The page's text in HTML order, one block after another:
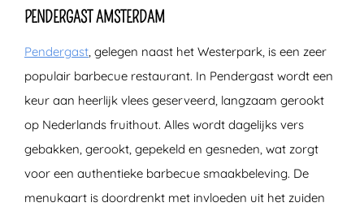
PENDERGAST AMSTERDAM
Pendergast, gelegen naast het Westerpark, is een zeer
populair barbecue restaurant. In Pendergast wordt een
keur aan heerlijk vlees geserveerd, langzaam gerookt
op Nederlands fruithout. Alles wordt dagelijks vers
gebakken, gerookt, gepekeld en gesneden, wat zorgt
voor een authentieke barbecue smaakbeleving. De
menukaart is doordrenkt met invloeden uit het zuiden